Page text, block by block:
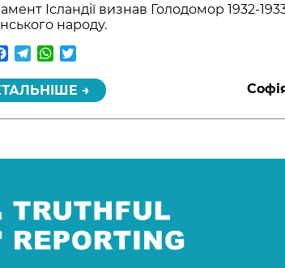
Ісландії визнав Голодомор 1932-
народу.
Facebook
TelegramWhatsApp
→